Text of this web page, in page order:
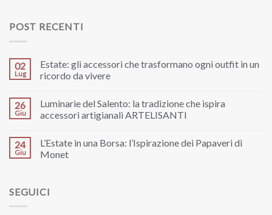
POST RECENTI
02
Lug
Estate: gli accessori che trasformano ogni outfit in un
ricordo da vivere
26
Giu
Luminarie del Salento: la tradizione che ispira
accessori artigianali ARTELISANTI
24
Giu
L’Estate in una Borsa: l’Ispirazione dei Papaveri di
Monet
SEGUICI